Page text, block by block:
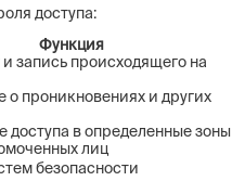
доступа:
Функция
запись происходящего на
о проникновениях и других
доступа в определенные зоны
лиц
безопасности